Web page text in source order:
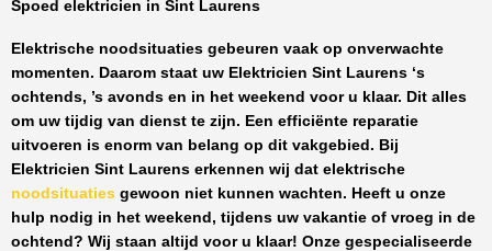
Spoed elektricien in Sint Laurens
Elektrische noodsituaties gebeuren vaak op onverwachte
momenten. Daarom staat uw Elektricien Sint Laurens ‘s
ochtends, ’s avonds en in het weekend voor u klaar. Dit alles
om uw tijdig van dienst te zijn. Een efficiënte reparatie
uitvoeren is enorm van belang op dit vakgebied. Bij
Elektricien Sint Laurens erkennen wij dat elektrische
noodsituaties gewoon niet kunnen wachten. Heeft u onze
hulp nodig in het weekend, tijdens uw vakantie of vroeg in de
ochtend? Wij staan altijd voor u klaar! Onze gespecialiseerde